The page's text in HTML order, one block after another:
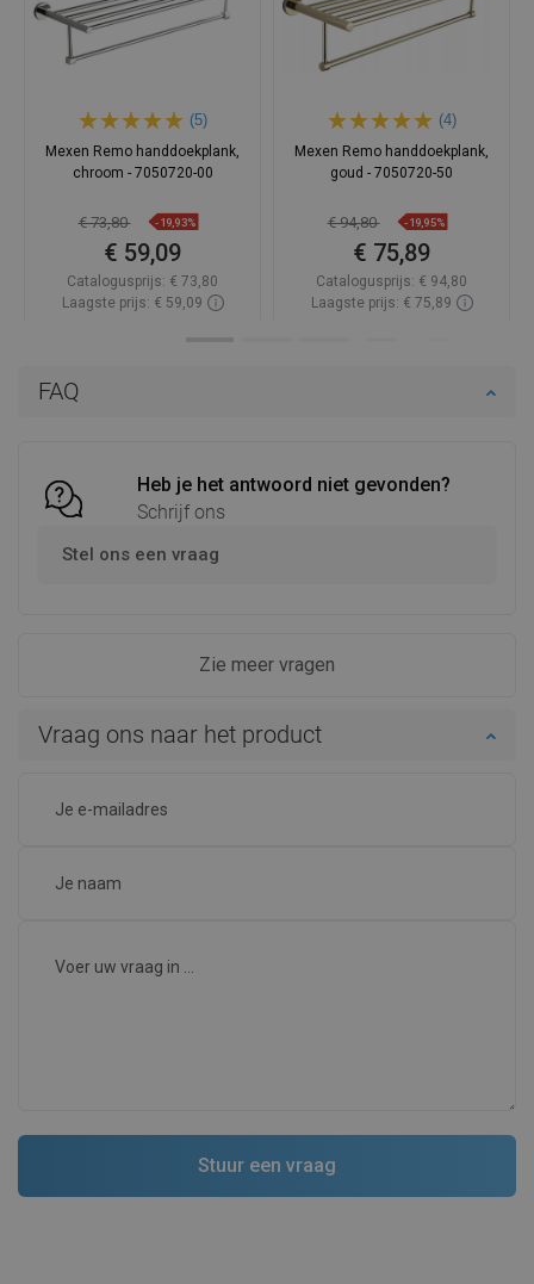
FAQ
Heb je het antwoord niet gevonden?
Schrijf ons
Stel ons een vraag
Zie meer vragen
Vraag ons naar het product
(5)
Mexen Remo handdoekplank,
chroom - 7050720-00
€ 73,80 -19,93%
€ 59,09
Catalogusprijs: € 73,80
Laagste prijs: € 59,09
(4)
Mexen Remo handdoekplank,
goud - 7050720-50
€ 94,80 -19,95%
€ 75,89
Catalogusprijs: € 94,80
Laagste prijs: € 75,89